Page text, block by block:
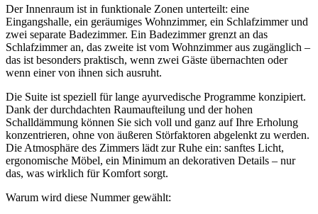
Der Innenraum ist in funktionale Zonen unterteilt: eine
Eingangshalle, ein geräumiges Wohnzimmer, ein Schlafzimmer und
zwei separate Badezimmer. Ein Badezimmer grenzt an das
Schlafzimmer an, das zweite ist vom Wohnzimmer aus zugänglich –
das ist besonders praktisch, wenn zwei Gäste übernachten oder
wenn einer von ihnen sich ausruht.
Die Suite ist speziell für lange ayurvedische Programme konzipiert.
Dank der durchdachten Raumaufteilung und der hohen
Schalldämmung können Sie sich voll und ganz auf Ihre Erholung
konzentrieren, ohne von äußeren Störfaktoren abgelenkt zu werden.
Die Atmosphäre des Zimmers lädt zur Ruhe ein: sanftes Licht,
ergonomische Möbel, ein Minimum an dekorativen Details – nur
das, was wirklich für Komfort sorgt.
Warum wird diese Nummer gewählt: